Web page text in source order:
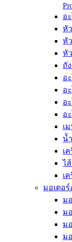
อ
หั
หั
หั
ถั
อ
อ
อ
อ
เ
น้
เ
ไ
เ
มอเตอร์
ม
ม
ม
ม